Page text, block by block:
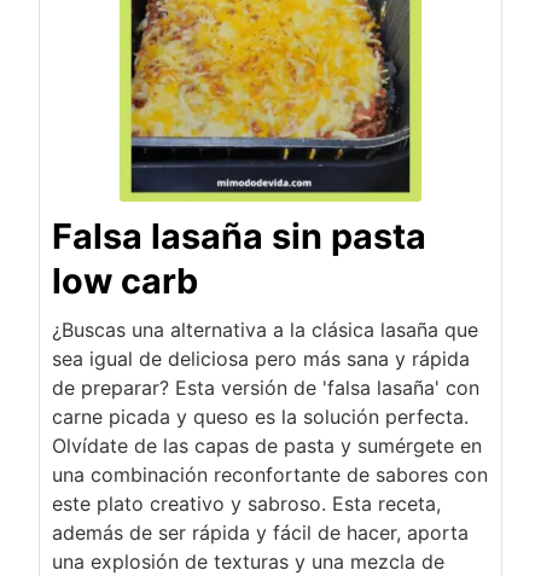
Falsa lasaña sin pasta
low carb
¿Buscas una alternativa a la clásica lasaña que
sea igual de deliciosa pero más sana y rápida
de preparar? Esta versión de 'falsa lasaña' con
carne picada y queso es la solución perfecta.
Olvídate de las capas de pasta y sumérgete en
una combinación reconfortante de sabores con
este plato creativo y sabroso. Esta receta,
además de ser rápida y fácil de hacer, aporta
una explosión de texturas y una mezcla de